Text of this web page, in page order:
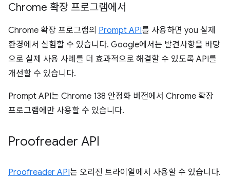
Chrome 확장 프로그램에서
Chrome 확장 프로그램의 Prompt API를 사용하면 you 실제
환경에서 실험할 수 있습니다. Google에서는 발견사항을 바탕
으로 실제 사용 사례를 더 효과적으로 해결할 수 있도록 API를
개선할 수 있습니다.
Prompt API는 Chrome 138 안정화 버전에서 Chrome 확장
프로그램에만 사용할 수 있습니다.
Proofreader API
Proofreader API는 오리진 트라이얼에서 사용할 수 있습니다.